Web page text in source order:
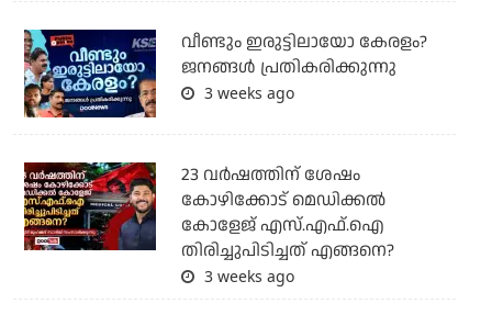
വീണ്ടും ഇരുട്ടിലായോ കേരളം?
ജനങ്ങൾ പ്രതികരിക്കുന്നു
3 weeks ago
23 വർഷത്തിന് ശേഷം
കോഴിക്കോട് മെഡിക്കൽ
കോളേജ് എസ്.എഫ്.ഐ
തിരിച്ചുപിടിച്ചത് എങ്ങനെ?
3 weeks ago